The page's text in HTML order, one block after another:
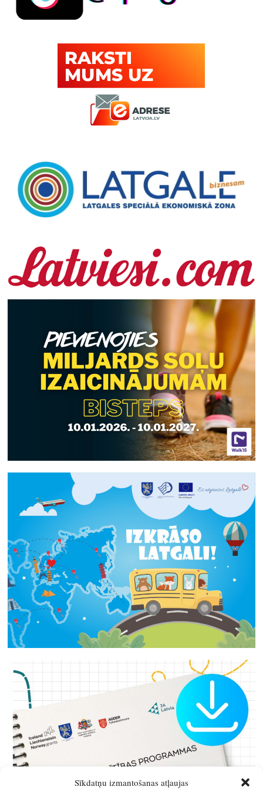
Sīkdatņu izmantošanas atļaujas